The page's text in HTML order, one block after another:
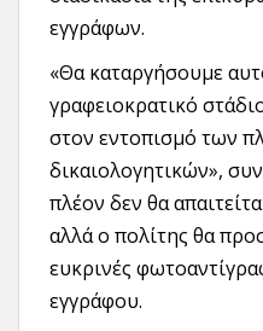
εγγράφων.
«Θα καταργήσουμε
γραφειοκρατικό
στον εντοπισμό των
δικαιολογητικών»,
πλέον δεν θα
αλλά ο πολίτης θα
ευκρινές
εγγράφου.